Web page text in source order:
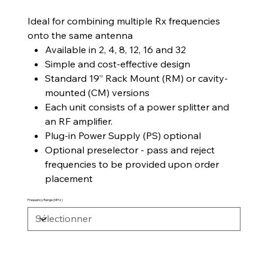
Ideal for combining multiple Rx frequencies
onto the same antenna
Available in 2, 4, 8, 12, 16 and 32
Simple and cost-effective design
Standard 19” Rack Mount (RM) or cavity-
mounted (CM) versions
Each unit consists of a power splitter and
an RF amplifier.
Plug-in Power Supply (PS) optional
Optional preselector - pass and reject
frequencies to be provided upon order
placement
Frequency Range (MHz)